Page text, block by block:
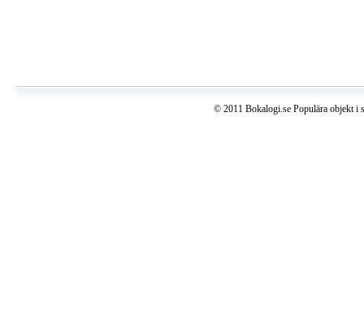
© 2011 Bokalogi.se Populära objekt i